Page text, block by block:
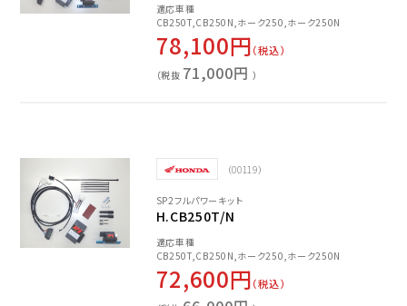
適応車種
CB250T,CB250N,ホーク250,ホーク250N
78,100円（税込）
（税抜 71,000円 ）
（00119）
SP2フルパワーキット
H.CB250T/N
適応車種
CB250T,CB250N,ホーク250,ホーク250N
72,600円（税込）